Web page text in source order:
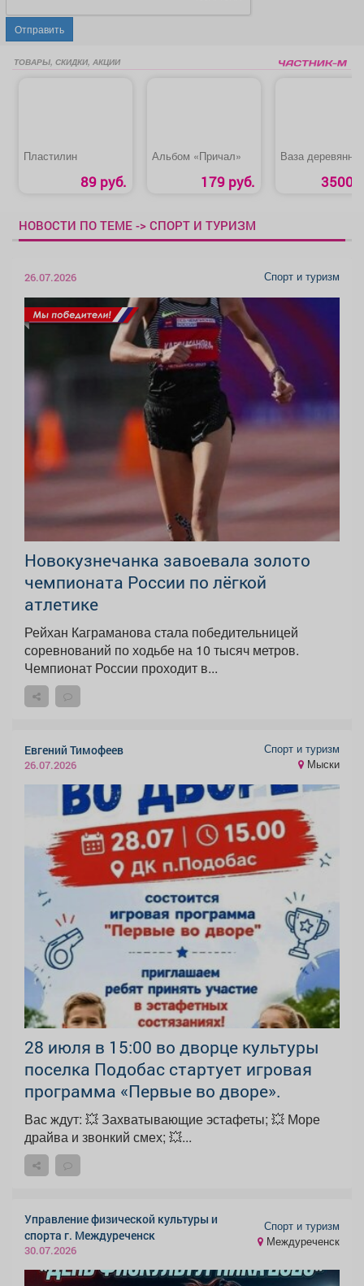
Отправить
ТОВАРЫ, СКИДКИ, АКЦИИ
Пластилин
89 руб.
Альбом «Причал»
179 руб.
Ваза деревянная
3500
НОВОСТИ ПО ТЕМЕ -> СПОРТ И ТУРИЗМ
26.07.2026 Спорт и туризм
Новокузнечанка завоевала золото
чемпионата России по лёгкой
атлетике
Рейхан Каграманова стала победительницей
соревнований по ходьбе на 10 тысяч метров.
Чемпионат России проходит в...
Евгений Тимофеев
26.07.2026
Спорт и туризм
Мыски
28 июля в 15:00 во дворце культуры
поселка Подобас стартует игровая
программа «Первые во дворе».
Вас ждут: 💥 Захватывающие эстафеты; 💥 Море
драйва и звонкий смех; 💥...
Управление физической культуры и
спорта г. Междуреченск
30.07.2026
Спорт и туризм
Междуреченск